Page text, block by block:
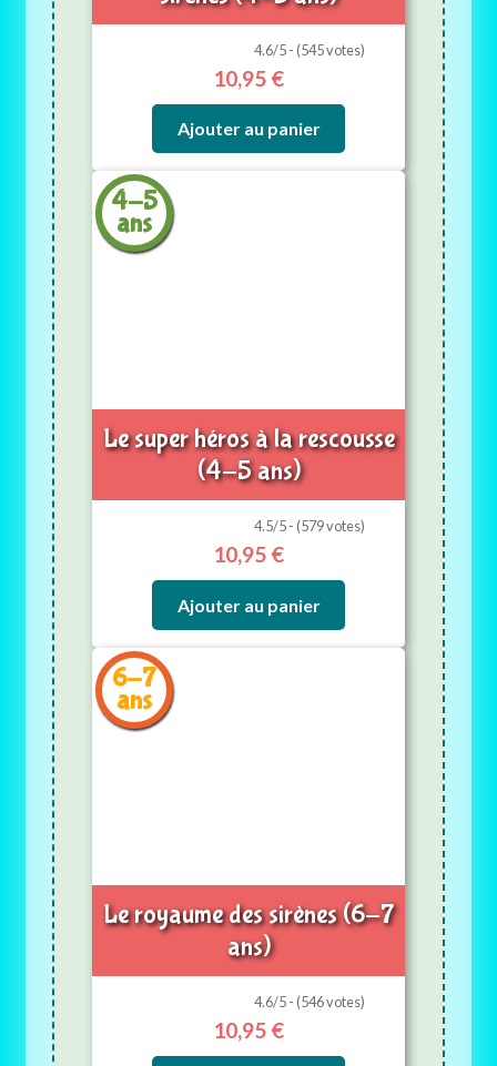
4.6/5 - (545 votes)
10,95 €
Ajouter au panier
4-5
ans
Le super héros à la rescousse
(4-5 ans)
4.5/5 - (579 votes)
10,95 €
Ajouter au panier
6-7
ans
Le royaume des sirènes (6-7
ans)
4.6/5 - (546 votes)
10,95 €